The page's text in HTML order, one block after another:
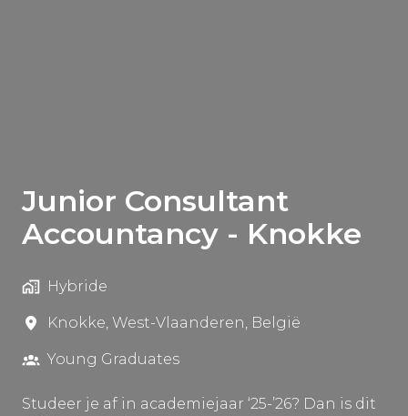
Junior Consultant
Accountancy - Knokke
Hybride
Knokke West-Vlaanderen België
Young Graduates
Studeer je af in academiejaar ‘25-’26? Dan is dit